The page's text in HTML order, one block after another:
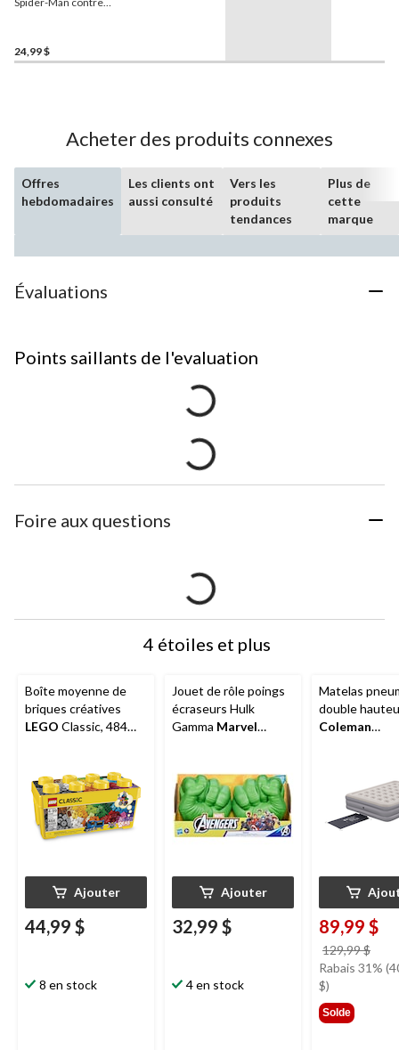
plus
24,99 $
Acheter des produits connexes
Offres
hebdomadaires
Les clients ont
aussi consulté
Vers les
produits
tendances
Plus de
cette
marque
Évaluations
Points saillants de l'evaluation
Foire aux questions
4 étoiles et plus
Boîte moyenne de
briques créatives
LEGO Classic, 484
Ajouter
44,99 $
8 en stock
Jouet de rôle poings
écraseurs Hulk
Gamma Marvel
Ajouter
32,99 $
4 en stock
Matelas
double
Coleman
120 V, grand
89,99 $
129,99 $
était
Rabais 31%
$)
Solde